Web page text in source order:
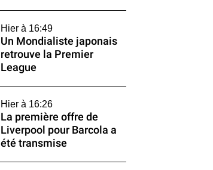
Hier à 16:49
Un Mondialiste japonais
retrouve la Premier
League
Hier à 16:26
La première offre de
Liverpool pour Barcola a
été transmise